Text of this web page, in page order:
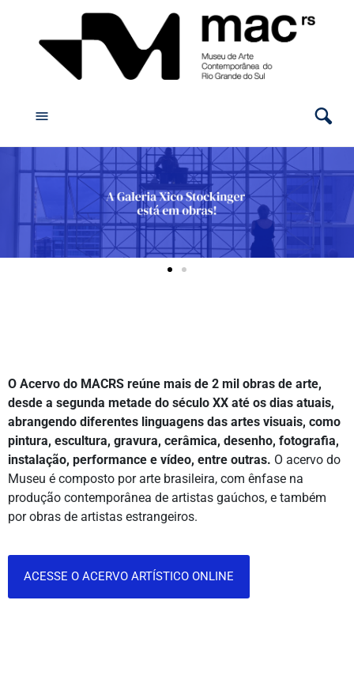
O Acervo do MACRS reúne mais de 2 mil obras de arte,
desde a segunda metade do século XX até os dias atuais,
abrangendo diferentes linguagens das artes visuais, como
pintura, escultura, gravura, cerâmica, desenho, fotografia,
instalação, performance e vídeo, entre outras. O acervo do
Museu é composto por arte brasileira, com ênfase na
produção contemporânea de artistas gaúchos, e também
por obras de artistas estrangeiros.
ACESSE O ACERVO ARTÍSTICO ONLINE